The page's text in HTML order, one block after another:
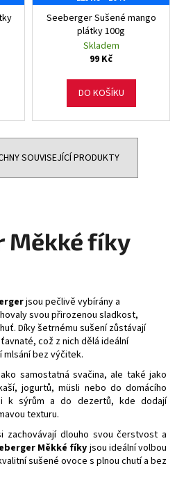
Měkké fíky
jsou pečlivě vybírány a
svou přirozenou sladkost,
Díky šetrnému sušení zůstávají
což z nich dělá ideální
bez výčitek.
samostatná svačina, ale také jako
jogurtů, müsli nebo do domácího
k sýrům a do dezertů, kde dodají
texturu.
zachovávají dlouho svou čerstvost a
Měkké fíky jsou ideální volbou
sušené ovoce s plnou chutí a bez
Seeberger Sušené mango
plátky 100g
Skladem
99 Kč
DO KOŠÍKU
SOUVISEJÍCÍ PRODUKTY